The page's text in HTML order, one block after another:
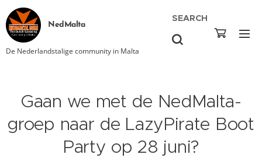
NedMalta
De Nederlandstalige community in Malta
SEARCH
Gaan we met de NedMalta-
groep naar de LazyPirate Boot
Party op 28 juni?